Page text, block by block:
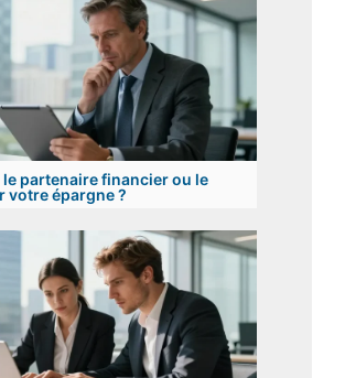
le partenaire financier ou le
votre épargne ?